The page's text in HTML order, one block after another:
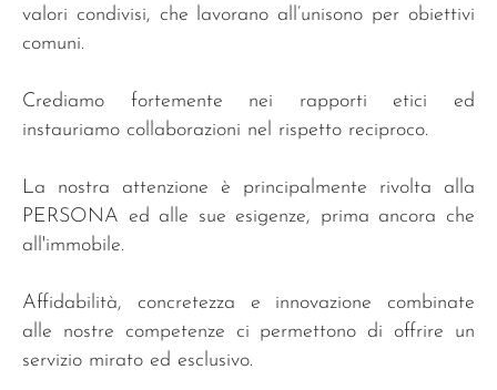
valori condivisi, che lavorano all’unisono per obiettivi
comuni.
Crediamo fortemente nei rapporti etici ed
instauriamo collaborazioni nel rispetto reciproco.
La nostra attenzione è principalmente rivolta alla
PERSONA ed alle sue esigenze, prima ancora che
all'immobile.
Affidabilità, concretezza e innovazione combinate
alle nostre competenze ci permettono di offrire un
servizio mirato ed esclusivo.